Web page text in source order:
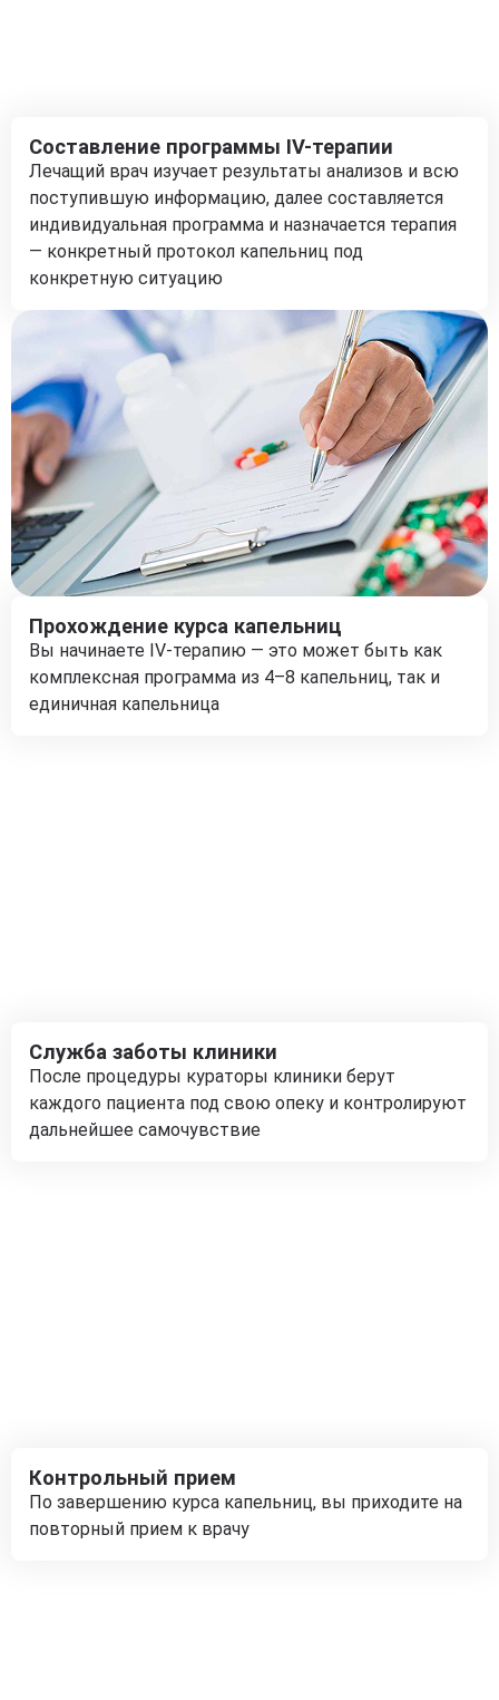
Составление программы IV-терапии
Лечащий врач изучает результаты анализов и всю
поступившую информацию, далее составляется
индивидуальная программа и назначается терапия
— конкретный протокол капельниц под
конкретную ситуацию
Прохождение курса капельниц
Вы начинаете IV-терапию — это может быть как
комплексная программа из 4–8 капельниц, так и
единичная капельница
Служба заботы клиники
После процедуры кураторы клиники берут
каждого пациента под свою опеку и контролируют
дальнейшее самочувствие
Контрольный прием
По завершению курса капельниц, вы приходите на
повторный прием к врачу